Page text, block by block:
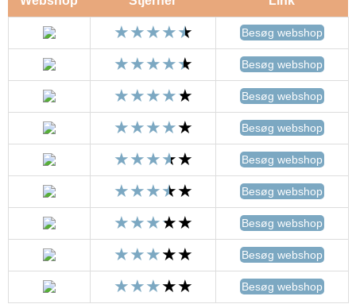
Besøg webshop
Besøg webshop
Besøg webshop
Besøg webshop
Besøg webshop
Besøg webshop
Besøg webshop
Besøg webshop
Besøg webshop